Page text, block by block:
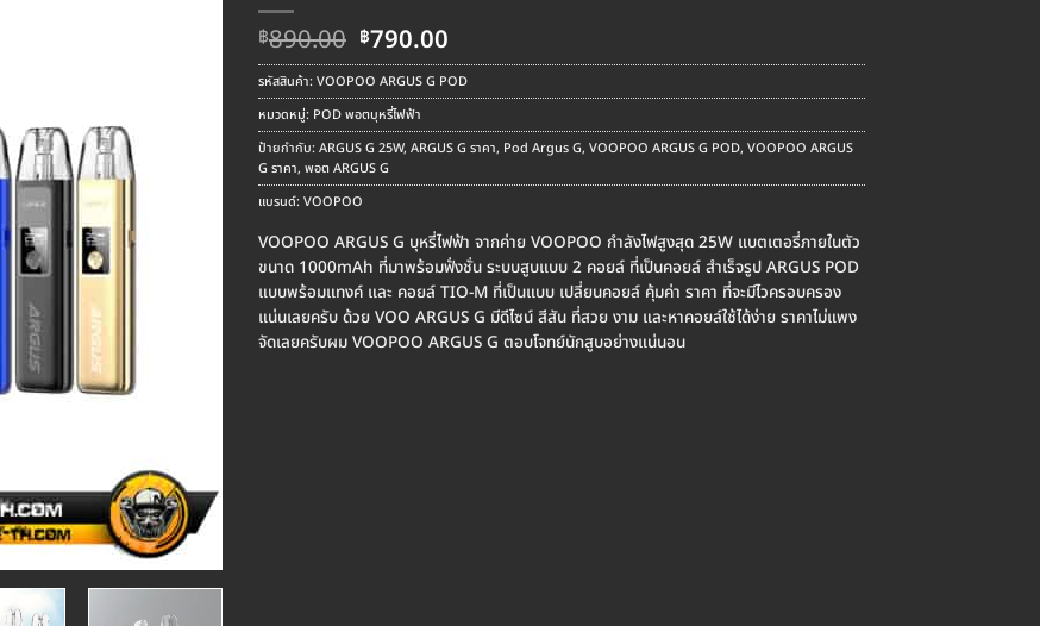
฿890.00 Original
price
was:
฿890.00.
฿790.00
price
is:
฿790.00.
รหัสสินค้า:VOOPOO ARGUS G POD
หมวดหมู่: POD พอตบุหรี่ไฟฟ้า
ป้ายกำกับ:ARGUS G 25W, ARGUS G ราคา, Pod Argus G, VOOPOO ARGUS G POD, VOOPOO ARGUS
G ราคา, พอต ARGUS G
แบรนด์:VOOPOO
VOOPOO ARGUS G บุหรี่ไฟฟ้า จากค่าย VOOPOO กำลังไฟสูงสุด 25W แบตเตอรี่ภายในตัว
ขนาด 1000mAh ที่มาพร้อมฟั่งชั่น ระบบสูบแบบ 2 คอยล์ ที่เป็นคอยล์ สำเร็จรูป ARGUS POD
แบบพร้อมแทงค์ และ คอยล์ TIO-M ที่เป็นแบบ เปลี่ยนคอยล์ คุ้มค่า ราคา ที่จะมีไวครอบครอง
แน่นเลยครับ ด้วย VOO ARGUS G มีดีไซน์ สีสัน ที่สวย งาม และหาคอยล์ใช้ได้ง่าย ราคาไม่แพง
จัดเลยครับผม VOOPOO ARGUS G ตอบโจทย์นักสูบอย่างแน่นอน